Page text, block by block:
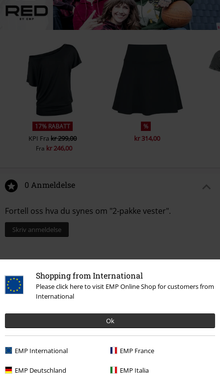
Shopping from International
Please click here to visit EMP Online Shop for customers from
International
Ok
EMP International EMP France
EMP Deutschland EMP Italia
17% RABATT
KPI Frakr 299,00
Fra kr 246,00
%
kr 314,00
0 Anmeldelse
Fortell oss hva du synes om "2-pakke vester".
Skriv anmeldelse
Siste besøk